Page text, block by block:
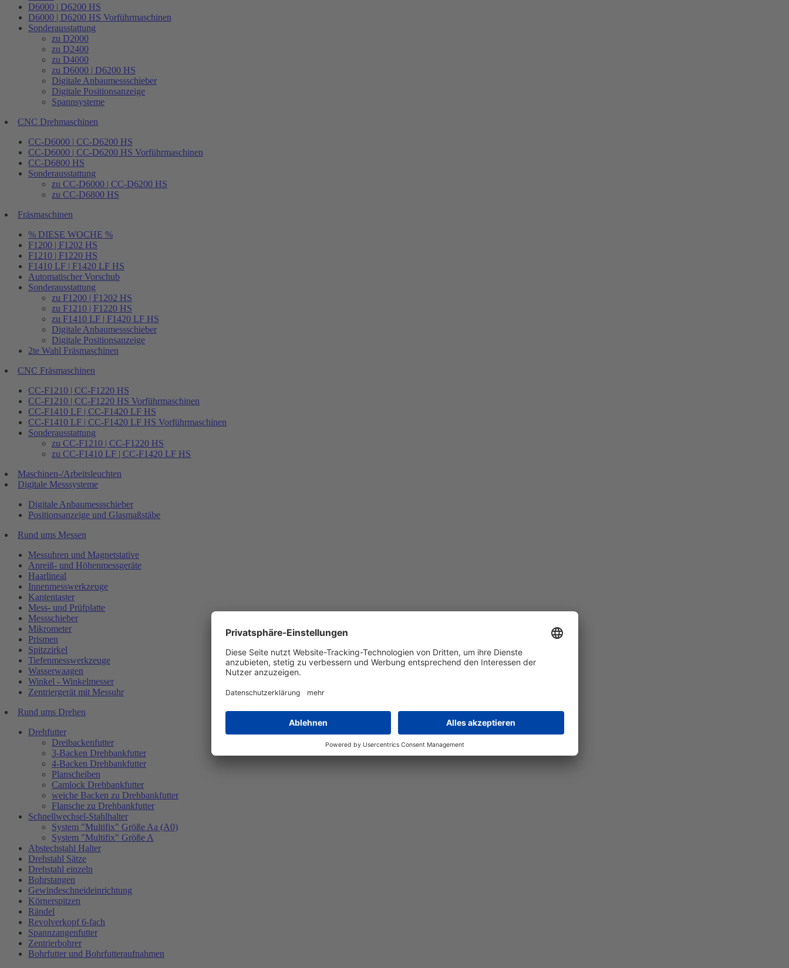
D6000 | D6200 HS
D6000 | D6200 HS Vorführmaschinen
Sonderausstattung
zu D2000
zu D2400
zu D4000
zu D6000 | D6200 HS
Digitale Anbaumessschieber
Digitale Positionsanzeige
Spannsysteme
CNC Drehmaschinen
CC-D6000 | CC-D6200 HS
CC-D6000 | CC-D6200 HS Vorführmaschinen
CC-D6800 HS
Sonderausstattung
zu CC-D6000 | CC-D6200 HS
zu CC-D6800 HS
Fräsmaschinen
% DIESE WOCHE %
F1200 | F1202 HS
F1210 | F1220 HS
F1410 LF | F1420 LF HS
Automatischer Vorschub
Sonderausstattung
zu F1200 | F1202 HS
zu F1210 | F1220 HS
zu F1410 LF | F1420 LF HS
Digitale Anbaumessschieber
Digitale Positionsanzeige
2te Wahl Fräsmaschinen
CNC Fräsmaschinen
CC-F1210 | CC-F1220 HS
CC-F1210 | CC-F1220 HS Vorführmaschinen
CC-F1410 LF | CC-F1420 LF HS
CC-F1410 LF | CC-F1420 LF HS Vorführmaschinen
Sonderausstattung
zu CC-F1210 | CC-F1220 HS
zu CC-F1410 LF | CC-F1420 LF HS
Maschinen-/Arbeitsleuchten
Digitale Messsysteme
Digitale Anbaumessschieber
Positionsanzeige und Glasmaßstäbe
Rund ums Messen
Messuhren und Magnetstative
Anreiß- und Höhenmessgeräte
Haarlineal
Innenmesswerkzeuge
Kantentaster
Mess- und Prüfplatte
Messschieber
Mikrometer
Prismen
Spitzzirkel
Tiefenmesswerkzeuge
Wasserwaagen
Winkel - Winkelmesser
Zentriergerät mit Messuhr
Rund ums Drehen
Drehfutter
Dreibackenfutter
3-Backen Drehbankfutter
4-Backen Drehbankfutter
Planscheiben
Camlock Drehbankfutter
weiche Backen zu Drehbankfutter
Flansche zu Drehbankfutter
Schnellwechsel-Stahlhalter
System "Multifix" Größe Aa (A0)
System "Multifix" Größe A
Abstechstahl Halter
Drehstahl Sätze
Drehstahl einzeln
Bohrstangen
Gewindeschneideinrichtung
Körnerspitzen
Rändel
Revolverkopf 6-fach
Spannzangenfutter
Zentrierbohrer
Bohrfutter und Bohrfutteraufnahmen